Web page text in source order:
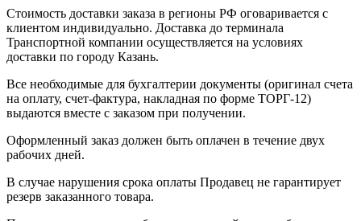
Стоимость доставки заказа в регионы РФ оговаривается с
клиентом индивидуально. Доставка до терминала
Транспортной компании осуществляется на условиях
доставки по городу Казань.
Все необходимые для бухгалтерии документы (оригинал счета
на оплату, счет-фактура, накладная по форме ТОРГ-12)
выдаются вместе с заказом при получении.
Оформленный заказ должен быть оплачен в течение двух
рабочих дней.
В случае нарушения срока оплаты Продавец не гарантирует
резерв заказанного товара.